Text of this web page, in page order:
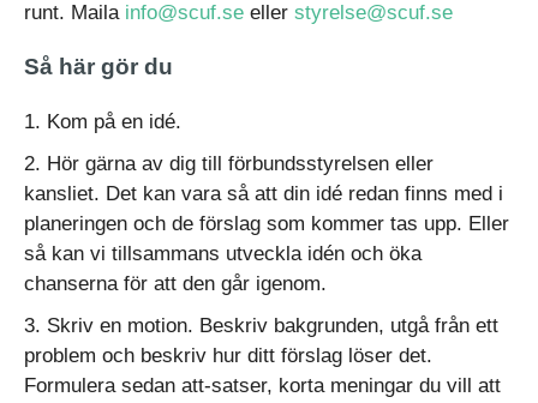
runt. Maila info@scuf.se eller styrelse@scuf.se
Så här gör du
1. Kom på en idé.
2. Hör gärna av dig till förbundsstyrelsen eller
kansliet. Det kan vara så att din idé redan finns med i
planeringen och de förslag som kommer tas upp. Eller
så kan vi tillsammans utveckla idén och öka
chanserna för att den går igenom.
3. Skriv en motion. Beskriv bakgrunden, utgå från ett
problem och beskriv hur ditt förslag löser det.
Formulera sedan att-satser, korta meningar du vill att